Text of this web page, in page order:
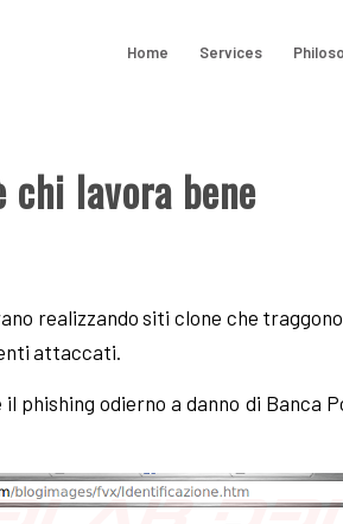
Home Services
chi lavora bene
realizzando siti clone che
attaccati.
odierno a danno di Banca